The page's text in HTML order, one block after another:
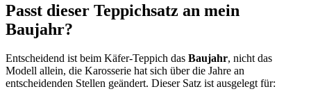
Passt dieser Teppichsatz an mein
Baujahr?
Entscheidend ist beim Käfer-Teppich das Baujahr, nicht das
Modell allein, die Karosserie hat sich über die Jahre an
entscheidenden Stellen geändert. Dieser Satz ist ausgelegt für: